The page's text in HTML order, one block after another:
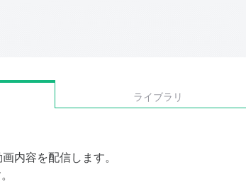
ライブラリ
内容を配信します。